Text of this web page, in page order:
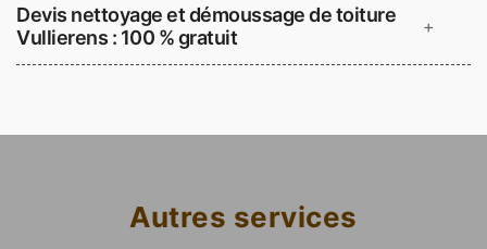
Devis nettoyage et démoussage de toiture
Vullierens : 100 % gratuit
+
Autres services